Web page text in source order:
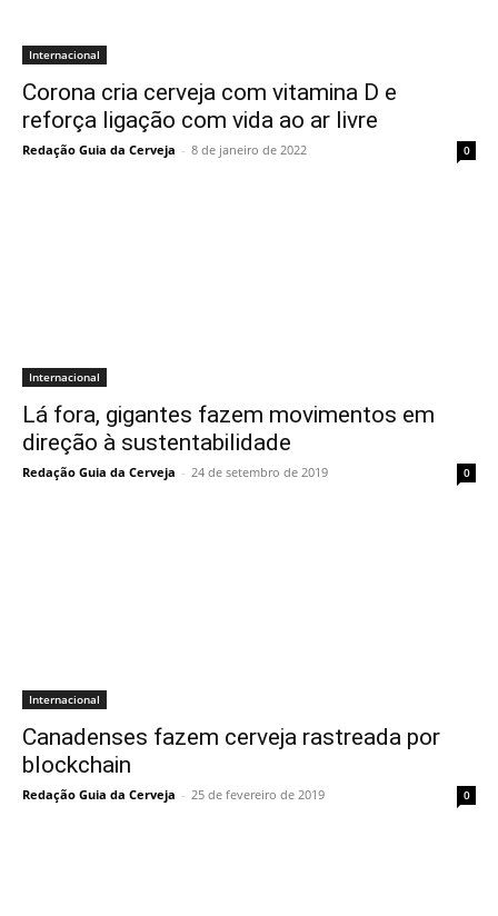
Internacional
Corona cria cerveja com vitamina D e
reforça ligação com vida ao ar livre
Redação Guia da Cerveja - 8 de janeiro de 2022 0
Internacional
Lá fora, gigantes fazem movimentos em
direção à sustentabilidade
Redação Guia da Cerveja - 24 de setembro de 2019 0
Internacional
Canadenses fazem cerveja rastreada por
blockchain
Redação Guia da Cerveja - 25 de fevereiro de 2019 0